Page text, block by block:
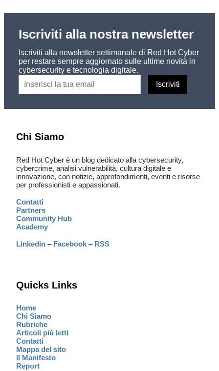
Iscriviti alla nostra newsletter
Iscriviti alla newsletter settimanale di Red Hot Cyber
per restare sempre aggiornato sulle ultime novità in
cybersecurity e tecnologia digitale.
Chi Siamo
Red Hot Cyber è un blog dedicato alla cybersecurity,
cybercrime, analisi vulnerabilità, cultura digitale e
innovazione, con notizie, approfondimenti, eventi e risorse
per professionisti e appassionati.
Contatti
Partners
Community Hub
Academy
Linkedin – Facebook – RSS
Quicks Links
Home
Chi Siamo
Rubriche
Articoli più letti
Contatti
Mappa del sito
Il Manifesto
Report